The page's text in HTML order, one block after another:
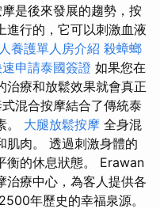
是後來發展的趨勢，按
進行的，它可以刺激血液
養護單人房介紹 殺蟑螂
申請泰國簽證 如果您在
治療和放鬆效果就會真正
混合按摩結合了傳統泰
。 大腿放鬆按摩 全身混
肌肉。 透過刺激身體的
衡的休息狀態。 Erawan
治療中心，為客人提供各
年歷史的幸福泉源。